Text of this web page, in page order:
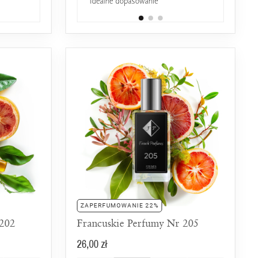
ZAPERFUMOWANIE 22%
Francuskie Perfumy Nr 205
26,00 zł